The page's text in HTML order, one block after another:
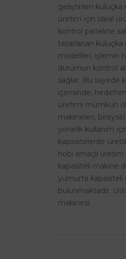
geliştirilen kuluçka
üretim için ideal
kontrol paneline
tasarlanan kuluçka
modelleri, işlemin
durumun kontrol
sağlar. Bu sayede
içerisinde,
üretimi mümkün
makineleri,
yönelik kullanım
kapasitelerde
hobi amaçlı
kapasiteli makine
yumurta kapasiteli
bulunmaktadır.
makinesi.